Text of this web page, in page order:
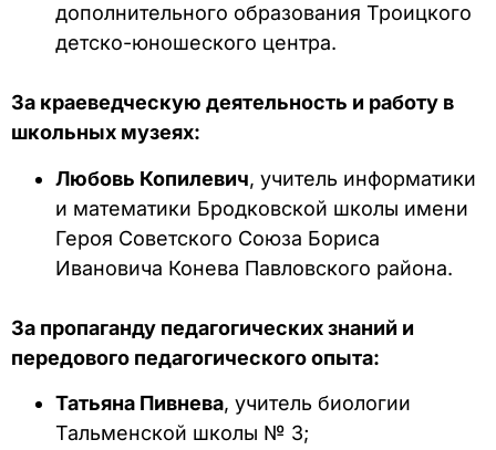
дополнительного образования Троицкого
детско-юношеского центра.
За краеведческую деятельность и работу в
школьных музеях:
Любовь Копилевич, учитель информатики
и математики Бродковской школы имени
Героя Советского Союза Бориса
Ивановича Конева Павловского района.
За пропаганду педагогических знаний и
передового педагогического опыта:
Татьяна Пивнева, учитель биологии
Тальменской школы № 3;